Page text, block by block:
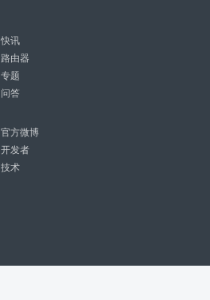
快讯
路由器
专题
问答
官方微博
开发者
技术